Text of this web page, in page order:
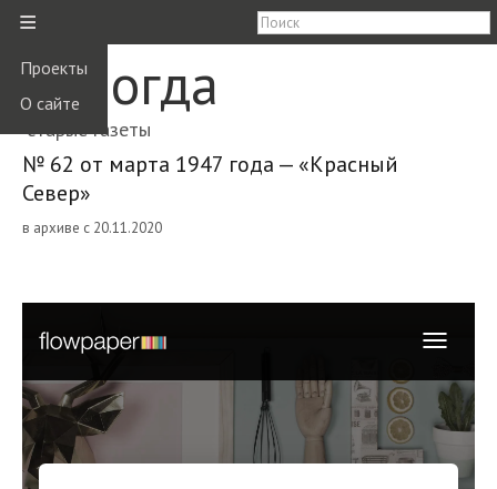
≡
Проекты
О сайте
Вологда
старые газеты
№ 62 от марта 1947 года — «Красный
Север»
в архиве с 20.11.2020